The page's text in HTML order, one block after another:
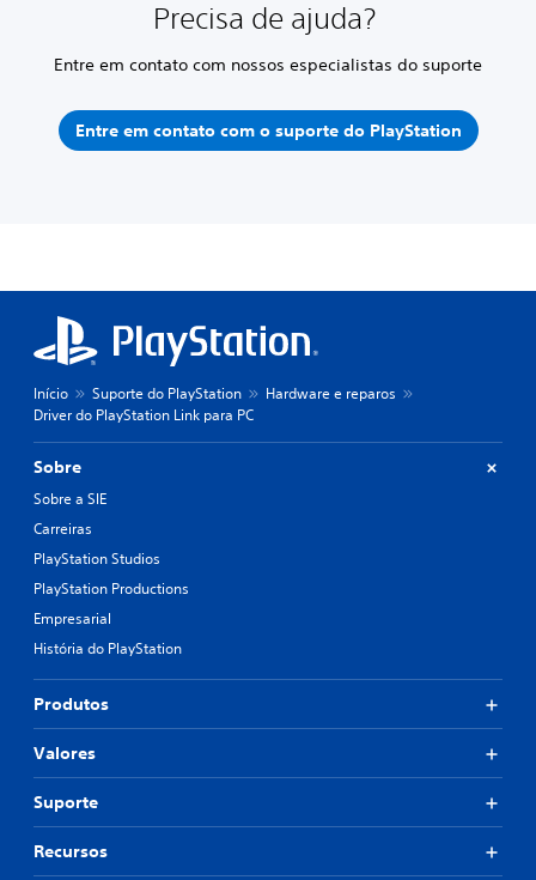
Precisa de ajuda?
Entre em contato com nossos especialistas do suporte
Entre em contato com o suporte do PlayStation
Início Suporte do PlayStation
Hardware e reparos
Driver do PlayStation Link para PC
Sobre
Sobre a SIE
Carreiras
PlayStation Studios
PlayStation Productions
Empresarial
História do PlayStation
Produtos
Valores
Suporte
Recursos